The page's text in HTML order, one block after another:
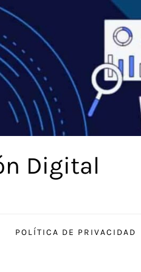
Digital
POLÍTICA DE PRIVACIDAD